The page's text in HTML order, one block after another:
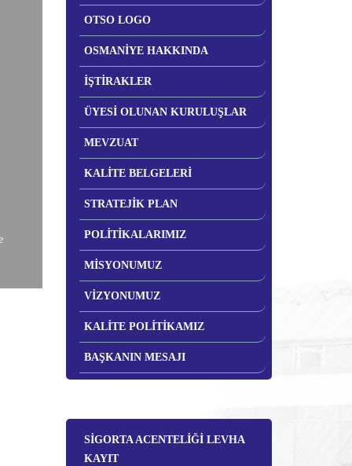
OTSO LOGO
OSMANİYE HAKKINDA
İŞTİRAKLER
ÜYESİ OLUNAN KURULUŞLAR
MEVZUAT
KALİTE BELGELERİ
STRATEJİK PLAN
POLİTİKALARIMIZ
MİSYONUMUZ
VİZYONUMUZ
KALİTE POLİTİKAMIZ
BAŞKANIN MESAJI
SİGORTA ACENTELİĞİ LEVHA
KAYIT